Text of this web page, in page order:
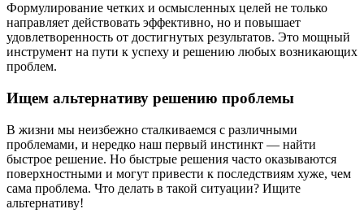
Формулирование четких и осмысленных целей не только
направляет действовать эффективно, но и повышает
удовлетворенность от достигнутых результатов. Это мощный
инструмент на пути к успеху и решению любых возникающих
проблем.
Ищем альтернативу решению проблемы
В жизни мы неизбежно сталкиваемся с различными
проблемами, и нередко наш первый инстинкт — найти
быстрое решение. Но быстрые решения часто оказываются
поверхностными и могут привести к последствиям хуже, чем
сама проблема. Что делать в такой ситуации? Ищите
альтернативу!